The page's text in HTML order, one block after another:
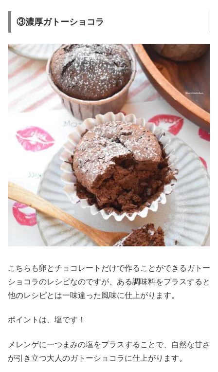
③濃厚ガトーショコラ
こちらも卵とチョコレートだけで作ることができるガトー
ショコラのレシピなのですが、ある調味料をプラスすると
他のレシピとは一味違った風味に仕上がります。
ポイントは、塩です！
メレンゲに一つまみの塩をプラスすることで、自然な甘さ
が引き立つ大人のガトーショコラに仕上がります。